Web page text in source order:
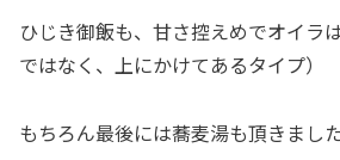
ひじき御飯も、甘さ控えめでオイラ
ではなく、上にかけてあるタイプ）
もちろん最後には蕎麦湯も頂きました